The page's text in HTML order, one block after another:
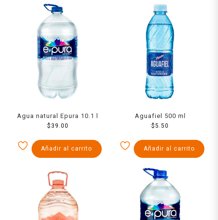
Agua natural Epura 10.1 l
$ 39.00
Añadir al carrito
Aguafiel 500 ml
$5.50
Añadir al carrito